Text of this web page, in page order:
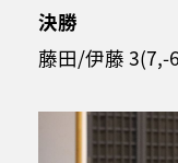
決勝
藤田/伊藤 3(7,-